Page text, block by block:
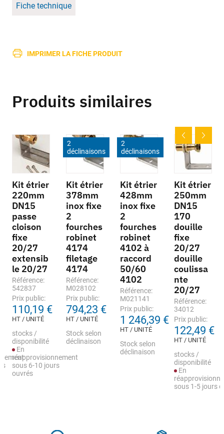
Fiche technique
IMPRIMER LA FICHE PRODUIT
Produits similaires
Kit étrier
220mm
DN15
passe
cloison
fixe
20/27
extensib
le 20/27
Référence:
542837
Prix public:
110,19 €
HT / UNITÉ
stocks /
disponibilité
En
réapprovisionnement
sous 6-10 jours
ouvrés
2
déclinaisons
Kit étrier
378mm
inox fixe
2
fourches
robinet
4174
filetage
4174
Référence:
M028102
Prix public:
794,23 €
HT / UNITÉ
Stock selon
déclinaison
2
déclinaisons
Kit étrier
428mm
inox fixe
2
fourches
robinet
4102 à
raccord
50/60
4102
Référence:
M021141
Prix public:
1 246,39 €
HT / UNITÉ
Stock selon
déclinaison
Kit étrier
250mm
DN15
170
douille
fixe
20/27
douille
coulissa
nte
20/27
Référence:
34012
Prix public:
122,49 €
HT / UNITÉ
stocks /
disponibilité
En
sous 1-5 jours